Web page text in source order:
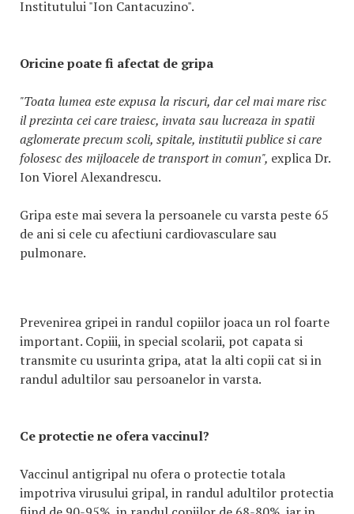
Institutului "Ion Cantacuzino".
Oricine poate fi afectat de gripa
"Toata lumea este expusa la riscuri, dar cel mai mare risc
il prezinta cei care traiesc, invata sau lucreaza in spatii
aglomerate precum scoli, spitale, institutii publice si care
folosesc des mijloacele de transport in comun", explica Dr.
Ion Viorel Alexandrescu.
Gripa este mai severa la persoanele cu varsta peste 65
de ani si cele cu afectiuni cardiovasculare sau
pulmonare.
Prevenirea gripei in randul copiilor joaca un rol foarte
important. Copiii, in special scolarii, pot capata si
transmite cu usurinta gripa, atat la alti copii cat si in
randul adultilor sau persoanelor in varsta.
Ce protectie ne ofera vaccinul?
Vaccinul antigripal nu ofera o protectie totala
impotriva virusului gripal, in randul adultilor protectia